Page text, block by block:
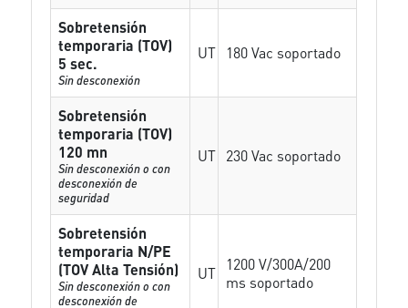
Sobretensión
temporaria (TOV)
5 sec.
Sin desconexión
UT 180 Vac soportado
Sobretensión
temporaria (TOV)
120 mn
Sin desconexión o con
desconexión de
seguridad
UT 230 Vac soportado
Sobretensión
temporaria N/PE
(TOV Alta Tensión)
Sin desconexión o con
desconexión de
UT
1200 V/300A/200
ms soportado